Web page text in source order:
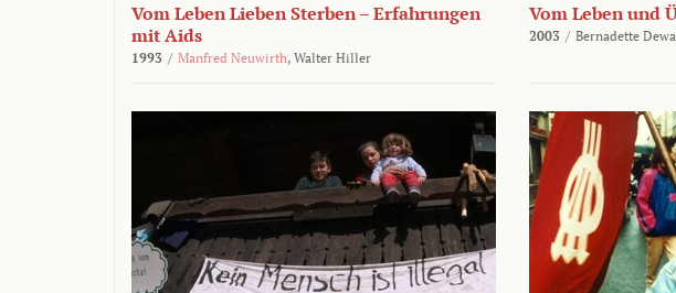
Vom Leben Lieben Sterben – Erfahrungen
mit Aids
1993 / Manfred Neuwirth, Walter Hiller
Vom Leben und
2003 / Bernadette